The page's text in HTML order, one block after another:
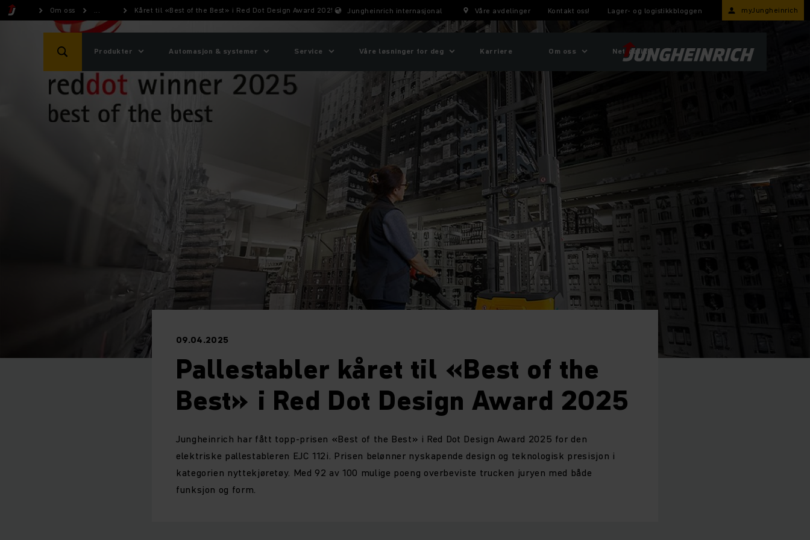
Om oss ... Kåret til «Best of the Best» i Red Dot Design Award 2025 Jungheinrich internasjonal Våre avdelinger Kontakt oss! Lager- og logistikkbloggen myJungheinrich
Produkter Automasjon & systemer Service Våre løsninger for deg Karriere Om oss Nettbutikk
09.04.2025
Pallestabler kåret til «Best of the
Best» i Red Dot Design Award 2025
Jungheinrich har fått topp-prisen «Best of the Best» i Red Dot Design Award 2025 for den
elektriske pallestableren EJC 112i. Prisen belønner nyskapende design og teknologisk presisjon i
kategorien nyttekjøretøy. Med 92 av 100 mulige poeng overbeviste trucken juryen med både
funksjon og form.